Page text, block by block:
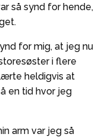
så synd for hende,
for mig, at jeg nu
i flere
heldigvis at
en tid hvor jeg
arm var jeg så